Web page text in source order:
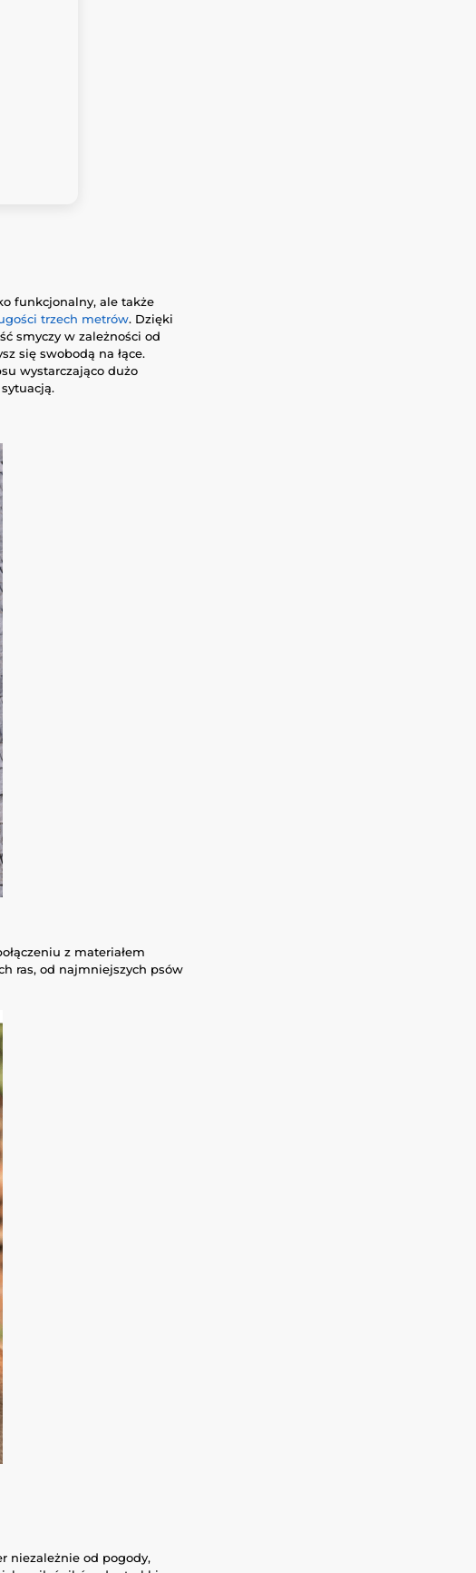
funkcjonalny, ale także
trzech metrów. Dzięki
smyczy w zależności od
się swobodą na łące.
wystarczająco dużo
z materiałem
ras, od najmniejszych psów
niezależnie od pogody,